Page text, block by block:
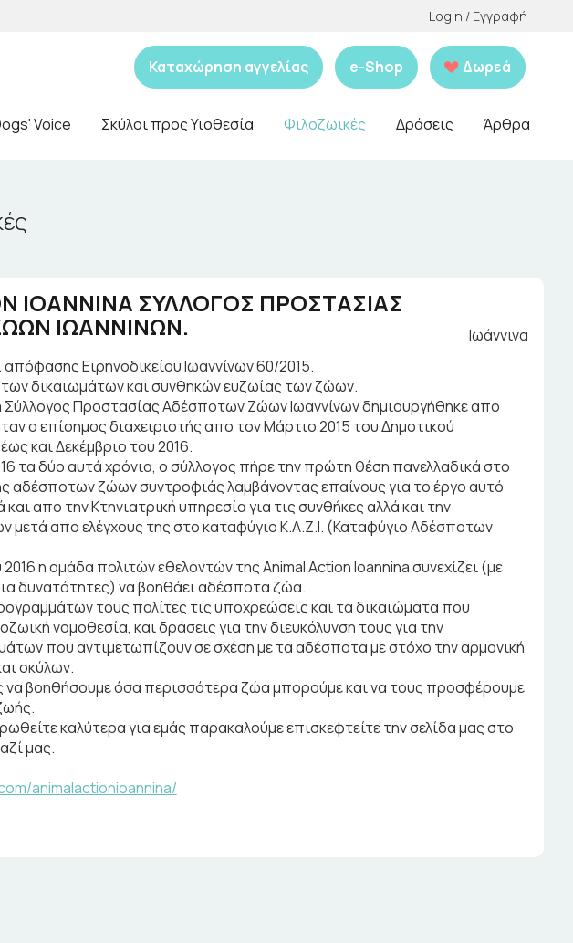
Login / Εγγραφή
Καταχώρηση αγγελίας e-Shop Δωρεά
Voice Σκύλοι προς Υιοθεσία Φιλοζωικές Δράσεις Άρθρα
IOANNINA ΣΥΛΛΟΓΟΣ ΠΡΟΣΤΑΣΙΑΣ
ΙΩΑΝΝΙΝΩΝ.
Ιωάννινα
Ειρηνοδικείου Ιωαννίνων 60/2015.
δικαιωμάτων και συνθηκών ευζωίας των ζώων.
Σύλλογος Προστασίας Αδέσποτων Ζώων Ιωαννίνων δημιουργήθηκε απο
ο επίσημος διαχειριστής απο τον Μάρτιο 2015 του Δημοτικού
και Δεκέμβριο του 2016.
τα δύο αυτά χρόνια, ο σύλλογος πήρε την πρώτη θέση πανελλαδικά στο
αδέσποτων ζώων συντροφιάς λαμβάνοντας επαίνους για το έργο αυτό
απο την Κτηνιατρική υπηρεσία για τις συνθήκες αλλά και την
απο ελέγχους της στο καταφύγιο Κ.Α.Ζ.Ι. (Καταφύγιο Αδέσποτων
η ομάδα πολιτών εθελοντών της Animal Action Ioannina συνεχίζει (με
δυνατότητες) να βοηθάει αδέσποτα ζώα.
τους πολίτες τις υποχρεώσεις και τα δικαιώματα που
νομοθεσία, και δράσεις για την διευκόλυνση τους για την
που αντιμετωπίζουν σε σχέση με τα αδέσποτα με στόχο την αρμονική
σκύλων.
να βοηθήσουμε όσα περισσότερα ζώα μπορούμε και να τους προσφέρουμε
καλύτερα για εμάς παρακαλούμε επισκεφτείτε την σελίδα μας στο
μας.
animalactionioannina/